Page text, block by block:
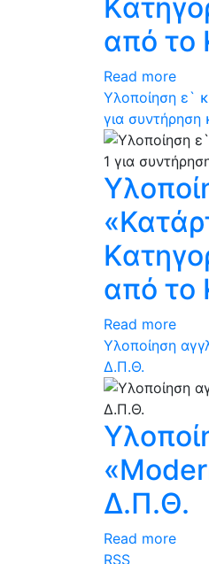
από το
Read more
Υλοποίηση ε`
για
από το
Read more
Υλοποίηση
Δ.Π.Θ.
Δ.Π.Θ.
Read more
RSS